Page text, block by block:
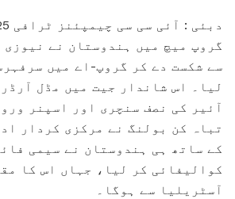
سے شکست دے کر گروپ-اے میں
لیا۔ اس شاندار جیت میں مڈل
آئیر کی نصف سنچری اور اسپنر
تباہ کن بولنگ نے مرکزی کردار
کے ساتھ ہی ہندوستان نے سیمی
آسٹریلیا سے ہوگا۔